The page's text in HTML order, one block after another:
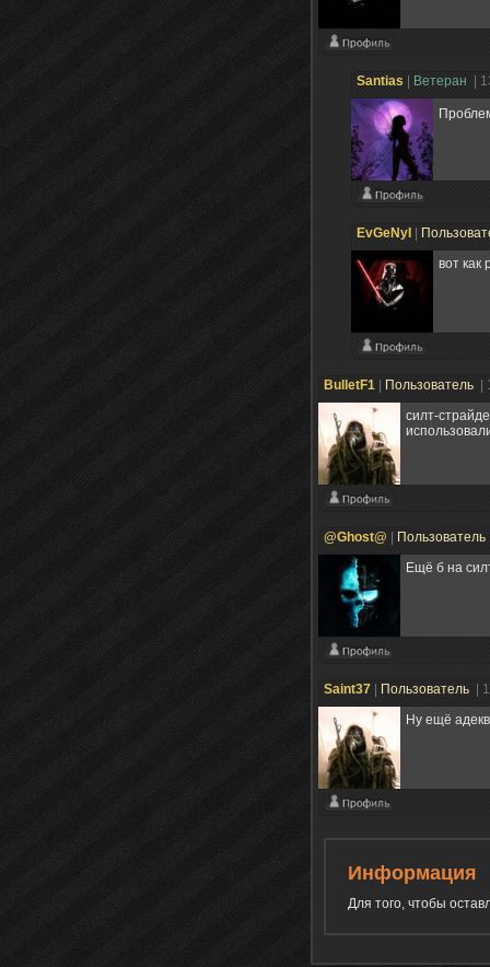
Santias Ветеран |
EvGeNyI
вот как
BulletF1 Пользователь
силт-
@Ghost@ Пользователь
Ещё б на
Saint37 Пользователь
|
Ну ещё
Информация
Для того, чтобы